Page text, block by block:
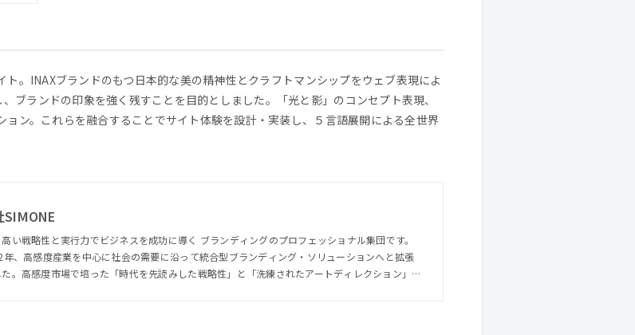
ト。INAXブランドのもつ日本的な美の精神性とクラフトマンシップをウェブ表現によ
ブランドの印象を強く残すことを目的としました。「光と影」のコンセプト表現、
ン。これらを融合することでサイト体験を設計・実装し、５言語展開による全世界
い戦略性と実行力でビジネスを成功に導く ブランディングのプロフェッショナル集団です。
、高感度産業を中心に社会の需要に沿って統合型ブランディング・ソリューションへと拡張
た。高感度市場で培った「時代を先読みした戦略性」と「洗練されたアートディレクション」を